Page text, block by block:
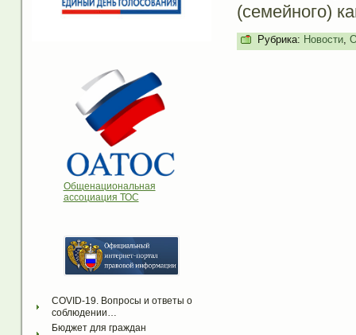
Общенациональная
ассоциация ТОС
COVID-19. Вопросы и ответы о
соблюдении…
Бюджет для граждан
(семейного)
Рубрика: Новости,